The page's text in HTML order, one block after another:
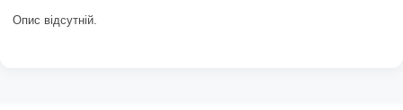
Опис відсутній.